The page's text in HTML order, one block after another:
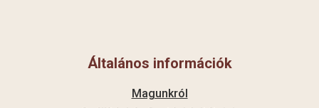
Általános információk
Magunkról